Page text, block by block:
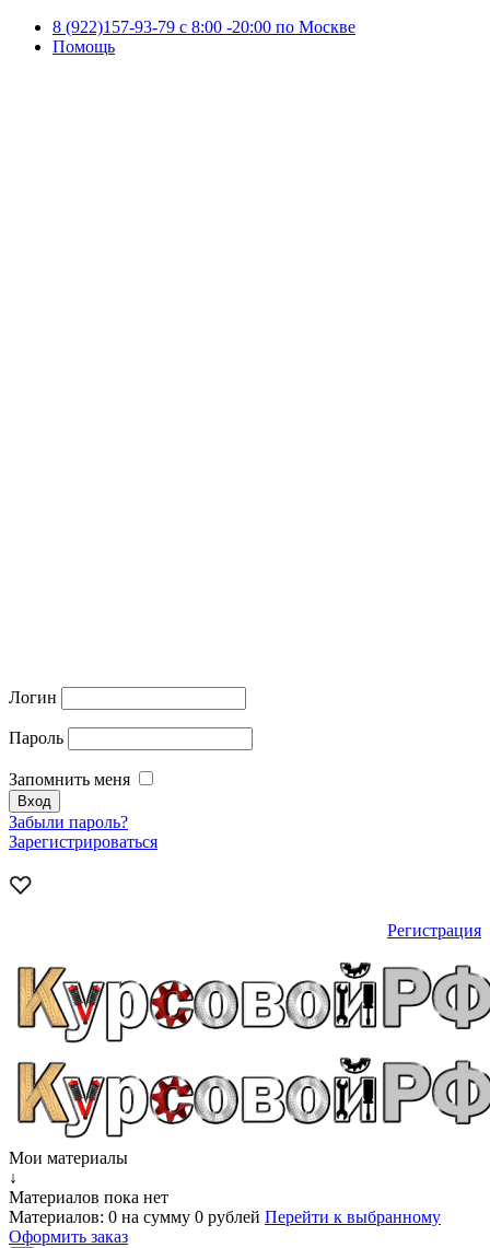
8 (922)157-93-79 c 8:00 -20:00 по Москве
Помощь
Логин
Пароль
Запомнить меня
Забыли пароль?
Зарегистрироваться
Регистрация
Мои материалы
↓
Материалов пока нет
Материалов: 0 на сумму 0 рублей Перейти к выбранному
Оформить заказ